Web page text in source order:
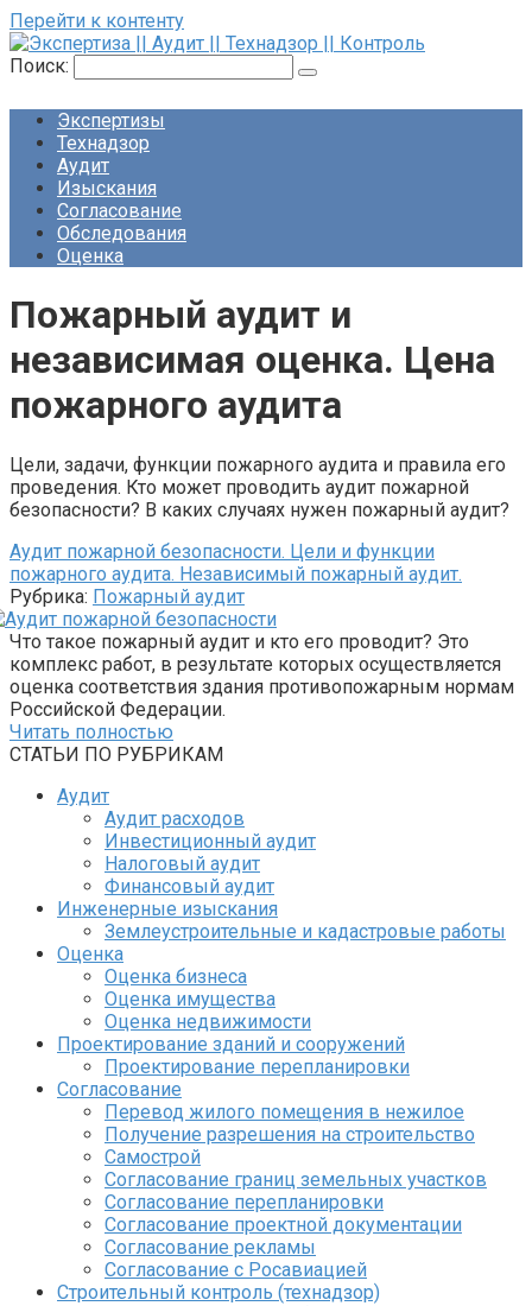
Перейти к контенту
Поиск:
Экспертизы
Технадзор
Аудит
Изыскания
Согласование
Обследования
Оценка
Пожарный аудит и
независимая оценка. Цена
пожарного аудита
Цели, задачи, функции пожарного аудита и правила его
проведения. Кто может проводить аудит пожарной
безопасности? В каких случаях нужен пожарный аудит?
Аудит пожарной безопасности. Цели и функции
пожарного аудита. Независимый пожарный аудит.
Рубрика: Пожарный аудит
Что такое пожарный аудит и кто его проводит? Это
комплекс работ, в результате которых осуществляется
оценка соответствия здания противопожарным нормам
Российской Федерации.
Читать полностью
СТАТЬИ ПО РУБРИКАМ
Аудит
Аудит расходов
Инвестиционный аудит
Налоговый аудит
Финансовый аудит
Инженерные изыскания
Землеустроительные и кадастровые работы
Оценка
Оценка бизнеса
Оценка имущества
Оценка недвижимости
Проектирование зданий и сооружений
Проектирование перепланировки
Согласование
Перевод жилого помещения в нежилое
Получение разрешения на строительство
Самострой
Согласование границ земельных участков
Согласование перепланировки
Согласование проектной документации
Согласование рекламы
Согласование с Росавиацией
Строительный контроль (технадзор)